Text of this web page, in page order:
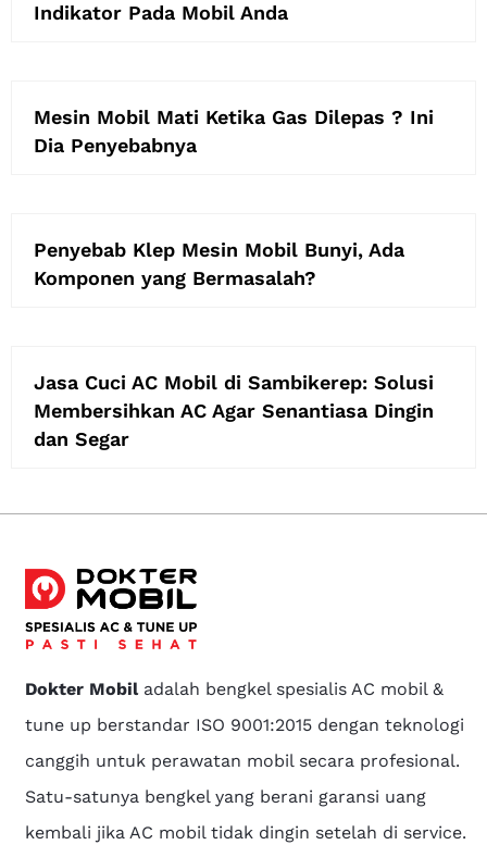
Indikator Pada Mobil Anda
Mesin Mobil Mati Ketika Gas Dilepas ? Ini
Dia Penyebabnya
Penyebab Klep Mesin Mobil Bunyi, Ada
Komponen yang Bermasalah?
Jasa Cuci AC Mobil di Sambikerep: Solusi
Membersihkan AC Agar Senantiasa Dingin
dan Segar
Dokter Mobiladalah bengkel spesialis AC mobil &
tune up berstandar ISO 9001:2015 dengan teknologi
canggih untuk perawatan mobil secara profesional.
Satu-satunya bengkel yang berani garansi uang
kembali jika AC mobil tidak dingin setelah di service.